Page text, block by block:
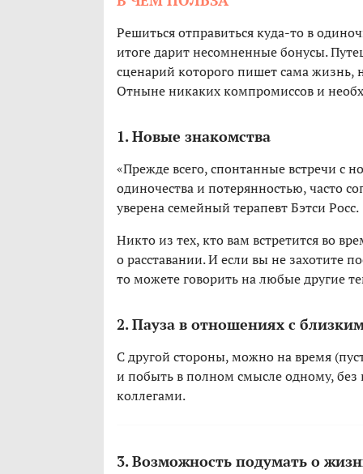
Решиться отправиться куда-то в
итоге дарит несомненные бонусы.
сценарий которого пишет сама жизнь,
Отныне никаких компромиссов и
1. Новые знакомства
«Прежде всего, спонтанные встречи с
одиночества и потерянностью, часто
уверена семейный терапевт Бэтси Росс.
Никто из тех, кто вам встретится во
о расставании. И если вы не захотите
то можете говорить на любые другие
2. Пауза в отношениях с
С другой стороны, можно на время
и побыть в полном смысле одному, без
коллегами.
3. Возможность подумать о